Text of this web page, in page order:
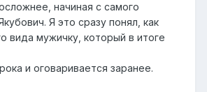
начиная с самого
Я это сразу понял, как
вида мужичку, который в итоге
и оговаривается заранее.